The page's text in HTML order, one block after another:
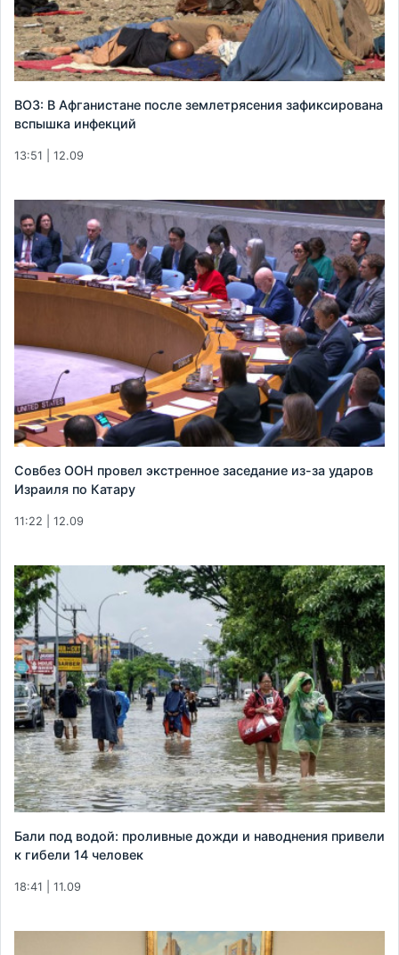
ВОЗ: В Афганистане после землетрясения зафиксирована
вспышка инфекций
13:51 | 12.09
Совбез ООН провел экстренное заседание из-за ударов
Израиля по Катару
11:22 | 12.09
Бали под водой: проливные дожди и наводнения привели
к гибели 14 человек
18:41 | 11.09